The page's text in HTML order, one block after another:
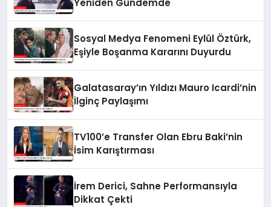
Yeniden Gündemde
Sosyal Medya Fenomeni Eylül Öztürk,
Eşiyle Boşanma Kararını Duyurdu
Galatasaray’ın Yıldızı Mauro Icardi’nin
İlginç Paylaşımı
TV100’e Transfer Olan Ebru Baki’nin
İsim Karıştırması
İrem Derici, Sahne Performansıyla
Dikkat Çekti